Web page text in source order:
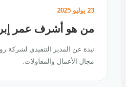
23 يوليو 2025
من هو أشرف عمر
نبذة عن المدير التنفيذي لشركة
مجال الأعمال والمقاولات.